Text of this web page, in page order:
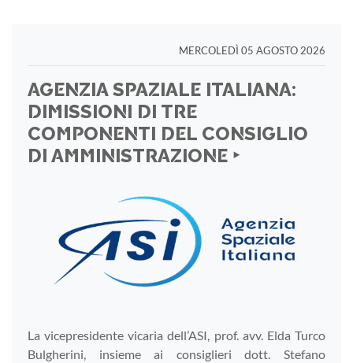
MERCOLEDÌ 05 AGOSTO 2026
AGENZIA SPAZIALE ITALIANA:
DIMISSIONI DI TRE
COMPONENTI DEL CONSIGLIO
DI AMMINISTRAZIONE ‣
La vicepresidente vicaria dell’ASI, prof. avv. Elda Turco
Bulgherini, insieme ai consiglieri dott. Stefano